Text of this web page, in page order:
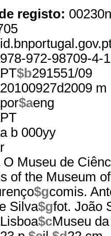
registo:
978-972-98709-4-1
PT$b291551/09
20100927d2009
por$aeng
PT
a b 000yy
r
O Museu de
of the Museum
$gcomis.
Silva$gfot. João
Lisboa$cMuseu